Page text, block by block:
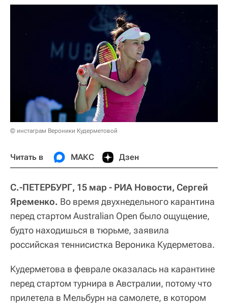
© инстаграм Вероники Кудерметовой
Читать в МАКС Дзен
С.-ПЕТЕРБУРГ, 15 мар - РИА Новости, Сергей
Яременко. Во время двухнедельного карантина
перед стартом Australian Open было ощущение,
будто находишься в тюрьме, заявила
российская теннисистка Вероника Кудерметова.
Кудерметова в феврале оказалась на карантине
перед стартом турнира в Австралии, потому что
прилетела в Мельбурн на самолете, в котором